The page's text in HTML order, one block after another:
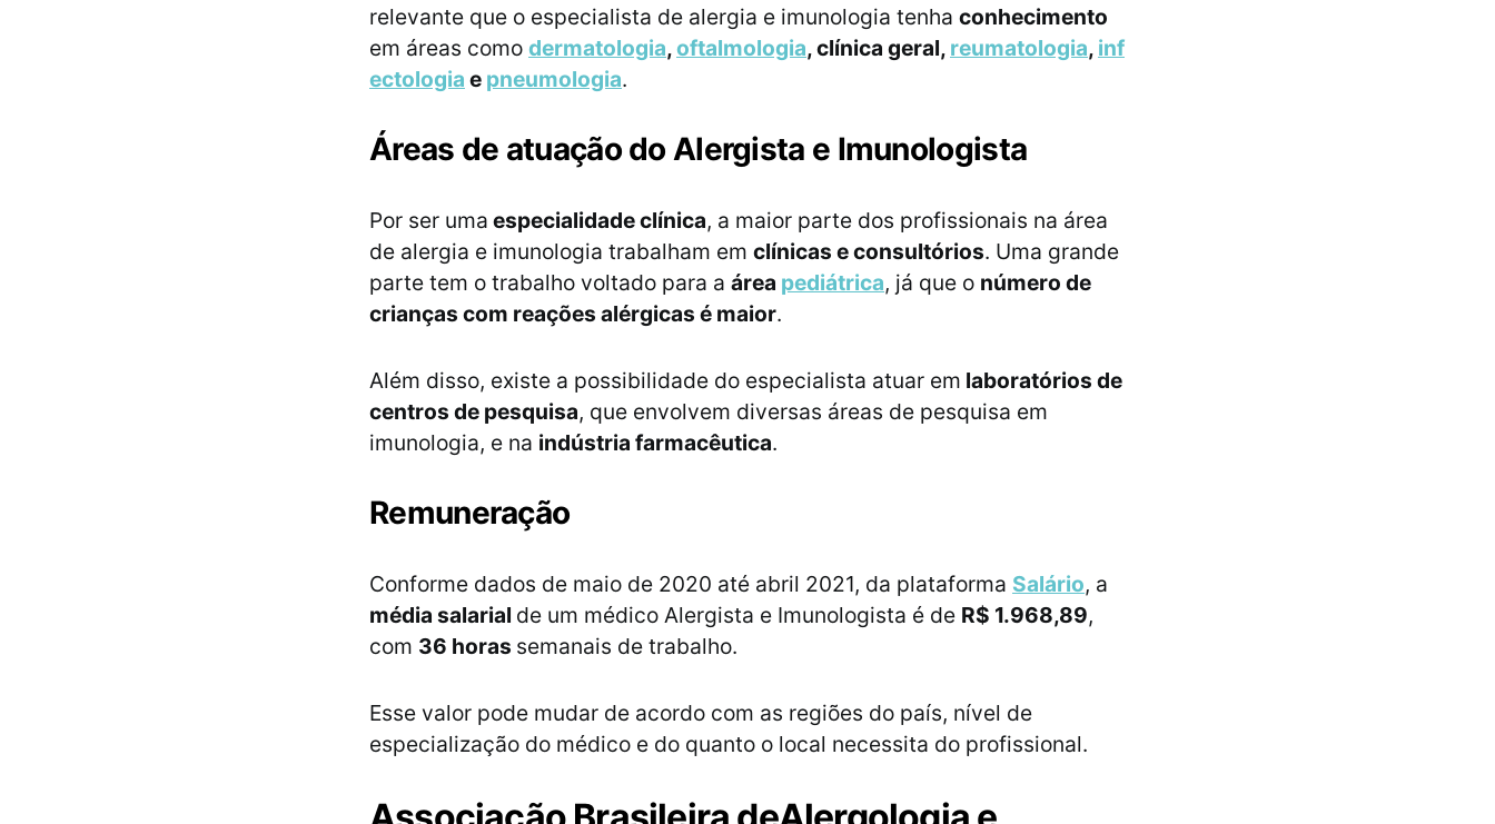
relevante que o especialista de alergia e imunologia tenha conhecimento
em áreas como dermatologia,oftalmologia, clínica geral, reumatologia, inf
ectologia e pneumologia.
Áreas de atuação do Alergista e Imunologista
Por ser uma especialidade clínica, a maior parte dos profissionais na área
de alergia e imunologia trabalham em clínicas e consultórios. Uma grande
parte tem o trabalho voltado para a área pediátrica, já que o número de
crianças com reações alérgicas é maior.
Além disso, existe a possibilidade do especialista atuar em laboratórios de
centros de pesquisa, que envolvem diversas áreas de pesquisa em
imunologia, e na indústria farmacêutica.
Remuneração
Conforme dados de maio de 2020 até abril 2021, da plataforma Salário, a
média salarial de um médico Alergista e Imunologista é de R$ 1.968,89,
com 36 horas semanais de trabalho.
Esse valor pode mudar de acordo com as regiões do país, nível de
especialização do médico e do quanto o local necessita do profissional.